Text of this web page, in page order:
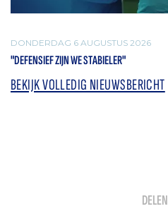
DONDERDAG 6 AUGUSTUS 2026
"DEFENSIEF ZIJN WE STABIELER"
BEKIJK VOLLEDIG NIEUWSBERICHT
DELEN